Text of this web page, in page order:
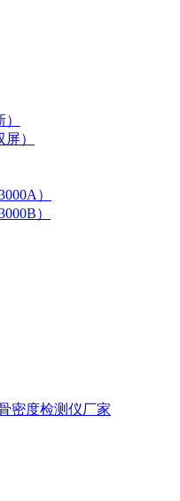
）
）
）
密度检测仪厂家